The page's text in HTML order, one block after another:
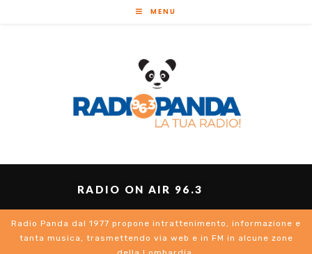
MENU
RADIO ON AIR 96.3
Radio Panda dal 1977 propone intrattenimento, informazione e
tanta musica, trasmettendo via web e in FM in alcune zone